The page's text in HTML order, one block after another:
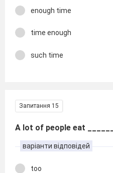
enough time
time enough
such time
Запитання 15
A lot of people eat
варіанти відповідей
too